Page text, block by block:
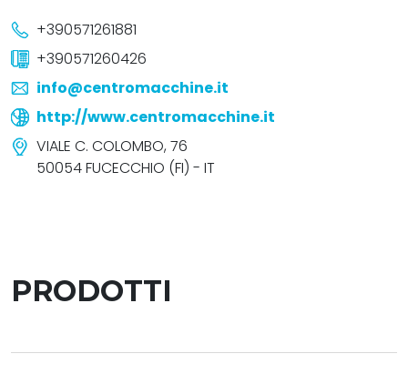
+390571261881
+390571260426
info@centromacchine.it
http://www.centromacchine.it
VIALE C. COLOMBO, 76
50054 FUCECCHIO (FI) - IT
PRODOTTI